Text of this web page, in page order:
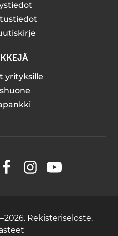
yrityksille
FacebookInstagramYouTube
Rekisteriseloste.